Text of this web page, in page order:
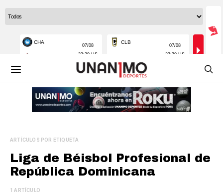
ARTÍCULOS POR ETIQUETA
Liga de Béisbol Profesional de
República Dominicana
1 ARTÍCULO